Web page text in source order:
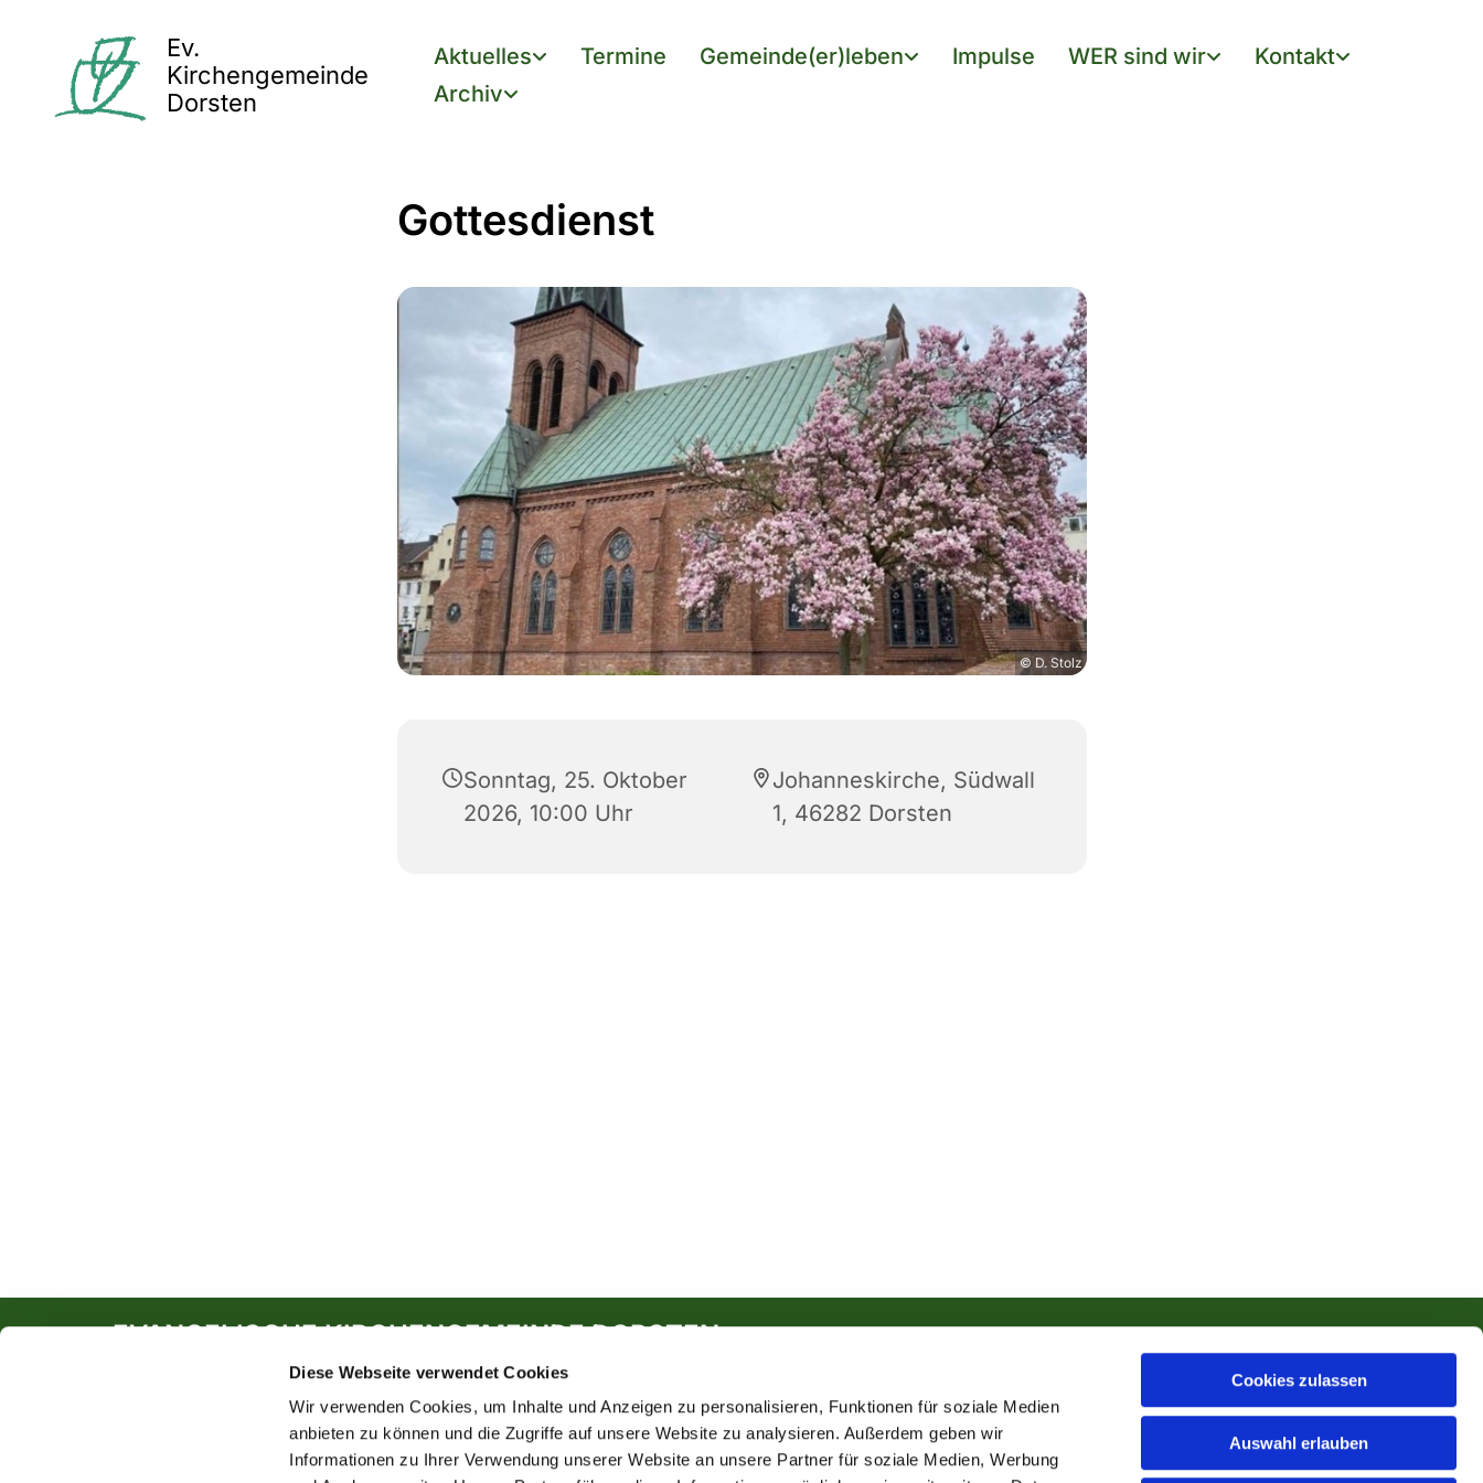
Diese Webseite verwendet Cookies
Wir verwenden Cookies, um Inhalte und Anzeigen zu personalisieren, Funktionen für soziale Medien
anbieten zu können und die Zugriffe auf unsere Website zu analysieren. Außerdem geben wir
Informationen zu Ihrer Verwendung unserer Website an unsere Partner für soziale Medien, Werbung
Cookies zulassen
Auswahl erlauben
Ev.
Kirchengemeinde
Dorsten
Aktuelles Termine Gemeinde(er)leben Impulse WER sind wir
Kontakt
Archiv
Gottesdienst
© D. Stolz
Sonntag, 25. Oktober
2026, 10:00 Uhr
Johanneskirche, Südwall
1, 46282 Dorsten
EVANGELISCHE KIRCHENGEMEINDE DORSTEN